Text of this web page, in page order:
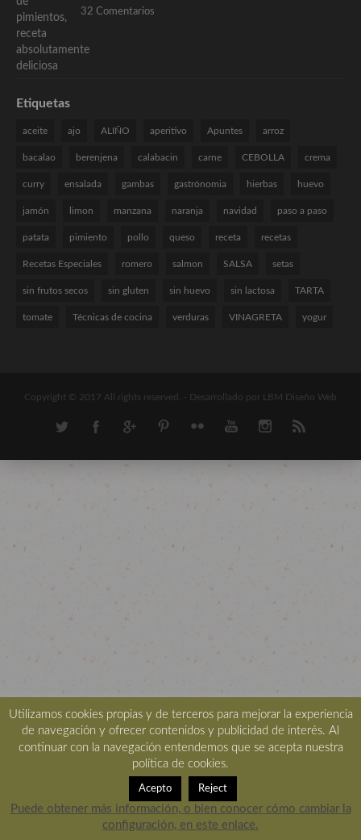
32 Comentarios
Etiquetas
aceite ajo ALIÑO aperitivo Apuntes arroz
bacalao berenjena calabacin carne CEBOLLA crema
curry ensalada gambas gastrónomia hierbas huevo
jamón limon manzana naranja navidad paso a paso
patata pimiento pollo queso receta recetas
Recetas Especiales romero salmon SALSA setas
sin frutos secos sin gluten sin huevo sin lactosa TARTA
tomate Técnicas de cocina verduras VINAGRETA yogur
Copyright © 2017 All rights reserved. - Desarrollado por LBM Diseño Web
Utilizamos cookies propias y de terceros para mejorar la experiencia
de navegación y ofrecer contenidos y publicidad de interés. Al
continuar con la navegación entendemos que se acepta nuestra
política de cookies.
Acepto Reject
Puede obtener más información, o bien conocer cómo cambiar la
configuración, en este enlace.